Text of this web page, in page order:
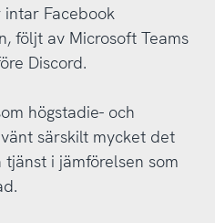
Facebook
följt av Microsoft Teams
Discord.
högstadie- och
särskilt mycket det
i jämförelsen som